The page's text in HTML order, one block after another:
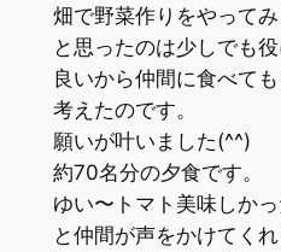
畑で野菜作りをやってみ
と思ったのは少しでも
良いから仲間に食べて
考えたのです。
願いが叶いました(^^)
約70名分の夕食です。
ゆい〜トマト美味しかっ
と仲間が声をかけてく